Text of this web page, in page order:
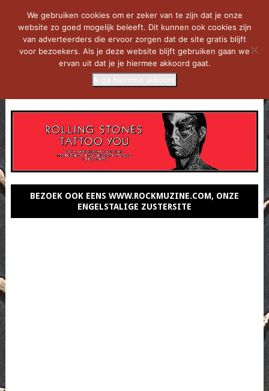
BEZOEK OOK EENS WWW.ROCKMUZINE.COM, ONZE
ENGELSTALIGE ZUSTERSITE
We gebruiken cookies om er zeker van te zijn dat je onze
website zo goed mogelijk beleeft. Dit kunnen ook cookies zijn
van adverteerders die ervoor zorgen dat de site gratis blijft
voor bezoekers. Als je deze website blijft gebruiken gaan we
ervan uit dat je je hiermee akkoord gaat.
Ik ga hiermee akkoord